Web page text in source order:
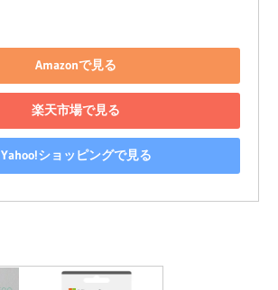
Amazonで見る
楽天市場で見る
Yahoo!ショッピングで見る